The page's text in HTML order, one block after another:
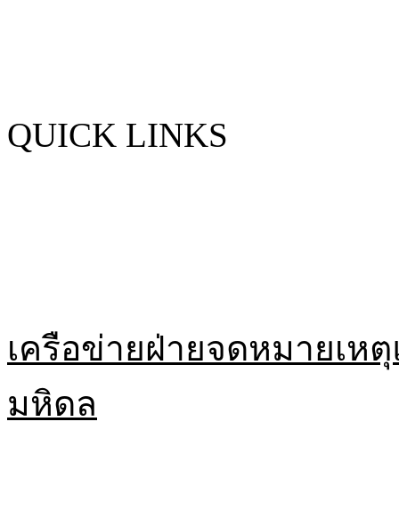
QUICK LINKS
เครือข่ายฝ่ายจดหมายเ
มหิดล